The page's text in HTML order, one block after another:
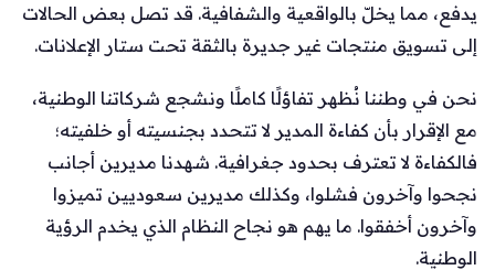
يدفع، مما يخلّ بالواقعية والشفافية. قد تصل بعض الحالات
إلى تسويق منتجات غير جديرة بالثقة تحت ستار الإعلانات.
نحن في وطننا نُظهر تفاؤلًا كاملًا ونشجع شركاتنا الوطنية،
مع الإقرار بأن كفاءة المدير لا تتحدد بجنسيته أو خلفيته؛
فالكفاءة لا تعترف بحدود جغرافية. شهدنا مديرين أجانب
نجحوا وآخرون فشلوا، وكذلك مديرين سعوديين تميزوا
وآخرون أخفقوا. ما يهم هو نجاح النظام الذي يخدم الرؤية
الوطنية.